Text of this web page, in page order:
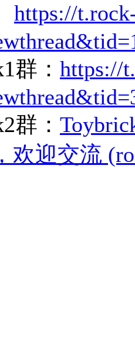
https://
群： https://
群：
欢迎交流